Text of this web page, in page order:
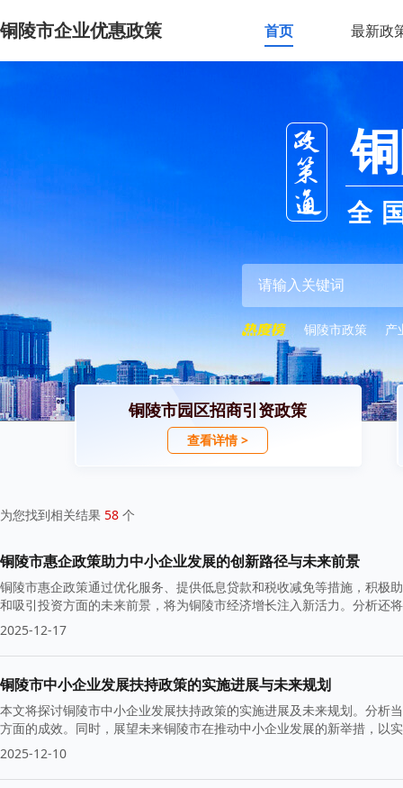
铜陵市企业优惠政策 首页 最新政
全
铜陵市政策 产
铜陵市园区招商引资政策
查看详情 >
为您找到相关结果 58 个
铜陵市惠企政策助力中小企业发展的创新路径与未来前景
铜陵市惠企政策通过优化服务、提供低息贷款和税收减免等措施，积极
和吸引投资方面的未来前景，将为铜陵市经济增长注入新活力。分析还
2025-12-17
铜陵市中小企业发展扶持政策的实施进展与未来规划
本文将探讨铜陵市中小企业发展扶持政策的实施进展及未来规划。分析
方面的成效。同时，展望未来铜陵市在推动中小企业发展的新举措，以
2025-12-10